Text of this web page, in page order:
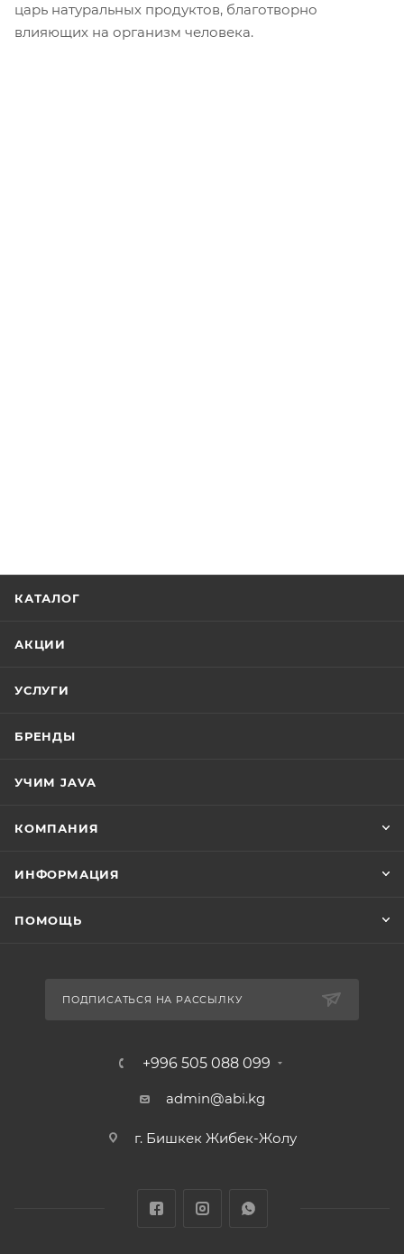
царь натуральных продуктов, благотворно
влияющих на организм человека.
КАТАЛОГ
АКЦИИ
УСЛУГИ
БРЕНДЫ
УЧИМ JAVA
КОМПАНИЯ
ИНФОРМАЦИЯ
ПОМОЩЬ
ПОДПИСАТЬСЯ НА РАССЫЛКУ
+996 505 088 099
admin@abi.kg
г. Бишкек Жибек-Жолу